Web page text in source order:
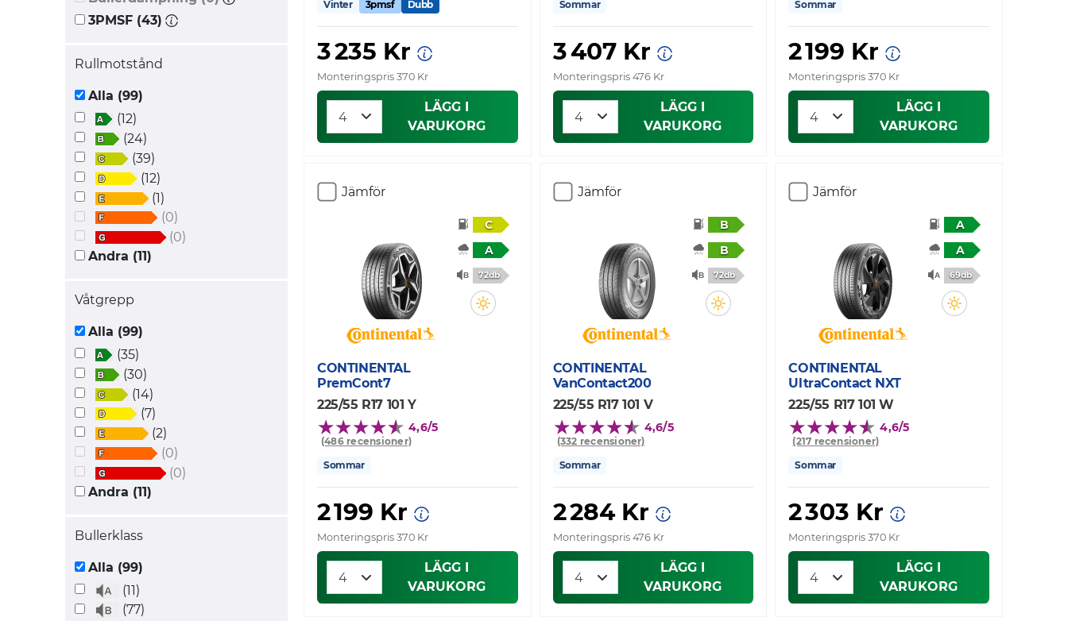
3PMSF (43)
Rullmotstånd
Alla (99)
(12)
(24)
(39)
(12)
(1)
(0)
(0)
Andra (11)
Våtgrepp
Alla (99)
(35)
(30)
(14)
(7)
(2)
(0)
(0)
Andra (11)
Bullerklass
Alla (99)
(11)
(77)
Vinter
3pmsf Dubb
3 235 Kr
Monteringspris 370 Kr
LÄGG I
VARUKORG
Sommar
3 407 Kr
Monteringspris 476 Kr
LÄGG I
VARUKORG
Sommar
2 199 Kr
Monteringspris 370 Kr
LÄGG I
VARUKORG
Jämför
C
A
72db
CONTINENTAL
PremCont7
225/55 R17 101 Y
4,6/5
(486 recensioner)
Sommar
2 199 Kr
Monteringspris 370 Kr
LÄGG I
VARUKORG
Jämför
B
B
72db
CONTINENTAL
VanContact200
225/55 R17 101 V
4,6/5
(332 recensioner)
Sommar
2 284 Kr
Monteringspris 476 Kr
LÄGG I
VARUKORG
Jämför
A
A
69db
CONTINENTAL
UltraContact NXT
225/55 R17 101 W
4,6/5
(217 recensioner)
Sommar
2 303 Kr
Monteringspris 370 Kr
LÄGG I
VARUKORG